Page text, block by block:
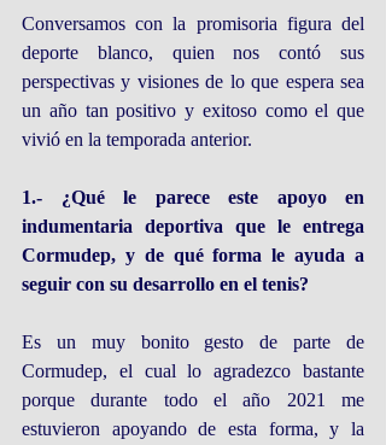
Conversamos con la promisoria figura del
deporte blanco, quien nos contó sus
perspectivas y visiones de lo que espera sea
un año tan positivo y exitoso como el que
vivió en la temporada anterior.
1.- ¿Qué le parece este apoyo en
indumentaria deportiva que le entrega
Cormudep, y de qué forma le ayuda a
seguir con su desarrollo en el tenis?
Es un muy bonito gesto de parte de
Cormudep, el cual lo agradezco bastante
porque durante todo el año 2021 me
estuvieron apoyando de esta forma, y la